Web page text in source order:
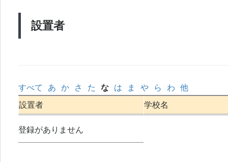
設置者
すべて あ か さ た な は ま や ら わ
他
設置者
学校名
登録がありません